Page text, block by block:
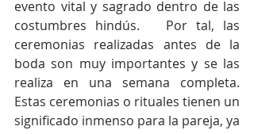
evento vital y sagrado dentro de las
costumbres hindús.   Por tal, las
ceremonias realizadas antes de la
boda son muy importantes y se las
realiza en una semana completa.
Estas ceremonias o rituales tienen un
significado inmenso para la pareja, ya